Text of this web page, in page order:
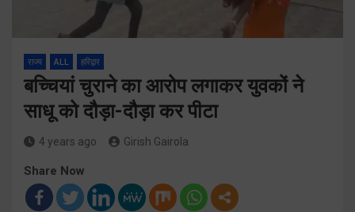
राज्य ALL हरिद्वार
बच्चियां चुराने का आरोप लगाकर युवकों ने
साधू को दौड़ा-दौड़ा कर पीटा
4 years ago Girish Gairola
Share Now